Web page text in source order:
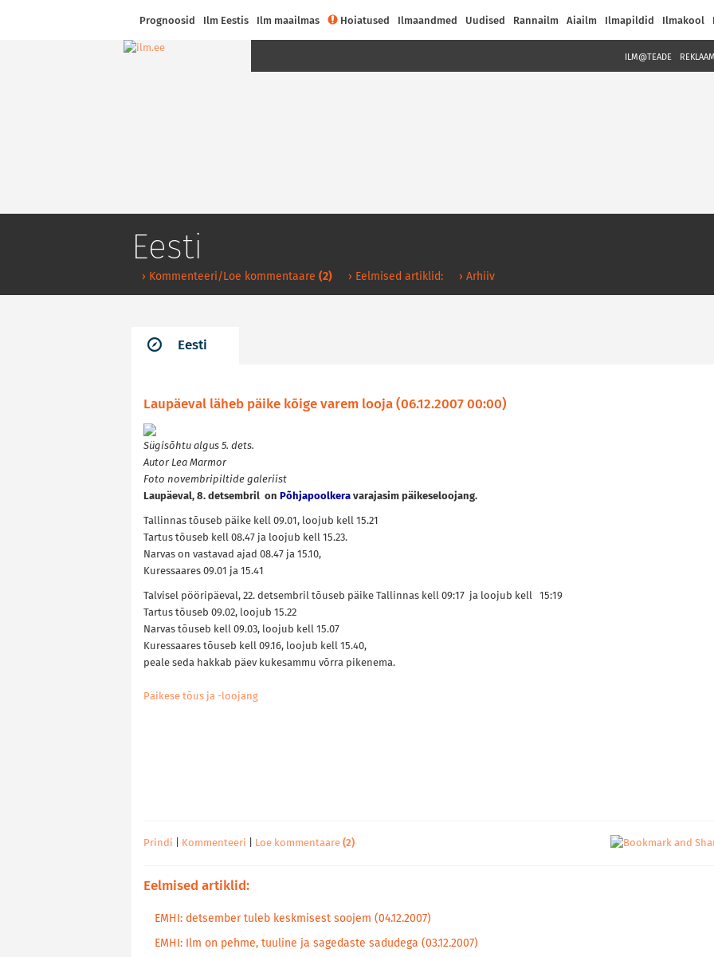
Prognoosid Ilm Eestis Ilm maailmas Hoiatused Ilmaandmed Uudised Rannailm Aiailm Ilmapildid Ilmakool
Eesti
› Kommenteeri/Loe kommentaare (2) › Eelmised artiklid: › Arhiiv
ILM@TEADE
Eesti
Laupäeval läheb päike kõige varem looja (06.12.2007 00:00)
Sügisõhtu algus 5. dets.
Autor Lea Marmor
Foto novembripiltide galeriist
Laupäeval, 8. detsembril on Põhjapoolkera varajasim päikeseloojang.
Tallinnas tõuseb päike kell 09.01, loojub kell 15.21
Tartus tõuseb kell 08.47 ja loojub kell 15.23.
Narvas on vastavad ajad 08.47 ja 15.10,
Kuressaares 09.01 ja 15.41
Talvisel pööripäeval, 22. detsembril tõuseb päike Tallinnas kell 09:17 ja loojub kell 15:19
Tartus tõuseb 09.02, loojub 15.22
Narvas tõuseb kell 09.03, loojub kell 15.07
Kuressaares tõuseb kell 09.16, loojub kell 15.40,
peale seda hakkab päev kukesammu võrra pikenema.
Päikese tõus ja -loojang
Prindi Kommenteeri Loe kommentaare (2)
Eelmised artiklid:
EMHI: detsember tuleb keskmisest soojem (04.12.2007)
EMHI: Ilm on pehme, tuuline ja sagedaste sadudega (03.12.2007)